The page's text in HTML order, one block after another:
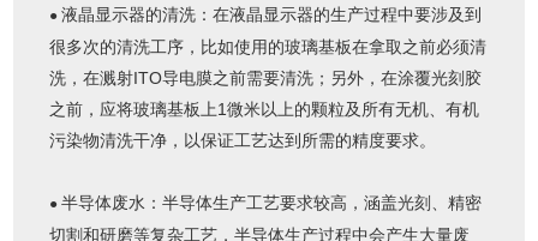
●液晶显示器的清洗：在液晶显示器的生产过程中要涉及到
很多次的清洗工序，比如使用的玻璃基板在拿取之前必须清
洗，在溅射ITO导电膜之前需要清洗；另外，在涂覆光刻胶
之前，应将玻璃基板上1微米以上的颗粒及所有无机、有机
污染物清洗干净，以保证工艺达到所需的精度要求。
●半导体废水：半导体生产工艺要求较高，涵盖光刻、精密
切割和研磨等复杂工艺，半导体生产过程中会产生大量废